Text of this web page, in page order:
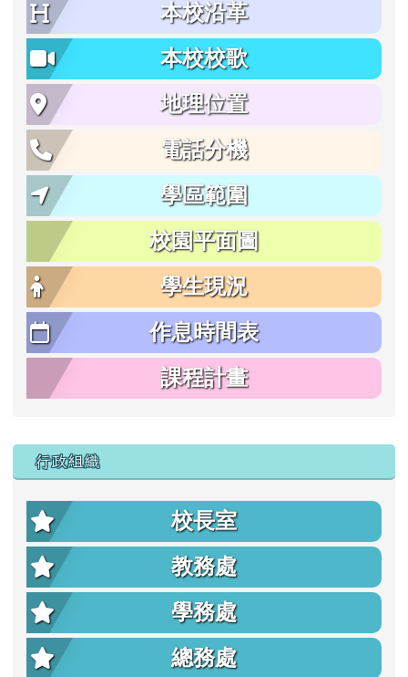
本校沿革
本校校歌
地理位置
電話分機
學區範圍
校園平面圖
學生現況
作息時間表
課程計畫
行政組織
校長室
教務處
學務處
總務處